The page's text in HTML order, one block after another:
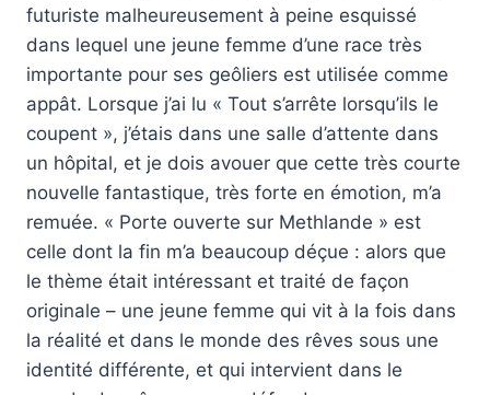
futuriste malheureusement à peine esquissé
dans lequel une jeune femme d’une race très
importante pour ses geôliers est utilisée comme
appât. Lorsque j’ai lu « Tout s’arrête lorsqu’ils le
coupent », j’étais dans une salle d’attente dans
un hôpital, et je dois avouer que cette très courte
nouvelle fantastique, très forte en émotion, m’a
remuée. « Porte ouverte sur Methlande » est
celle dont la fin m’a beaucoup déçue : alors que
le thème était intéressant et traité de façon
originale – une jeune femme qui vit à la fois dans
la réalité et dans le monde des rêves sous une
identité différente, et qui intervient dans le